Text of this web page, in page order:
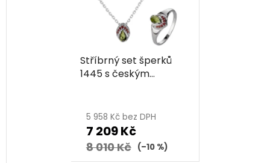
Stříbrný set šperků
1445 s českým
- kapka
5 958 Kč bez DPH
7 209 Kč
8 010 Kč (–10 %)